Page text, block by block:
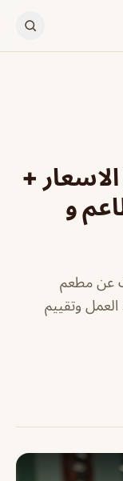
+
و
عن مطعم
العمل وتقييم